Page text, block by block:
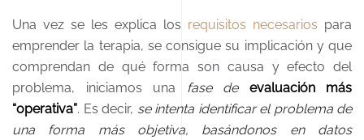
Una vez se les explica los requisitos necesarios para
emprender la terapia, se consigue su implicación y que
comprendan de qué forma son causa y efecto del
problema, iniciamos una
fase de evaluación más
“operativa”. Es decir, se intenta identificar el problema de
una forma más objetiva, basándonos en datos